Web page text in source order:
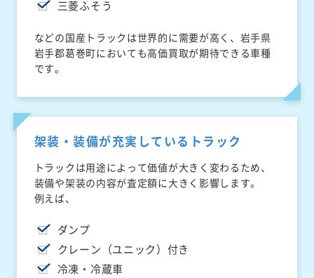
三菱ふそう
などの国産トラックは世界的に需要が高く、岩手県
岩手郡葛巻町においても高価買取が期待できる車種
です。
架装・装備が充実しているトラック
トラックは用途によって価値が大きく変わるため、
装備や架装の内容が査定額に大きく影響します。
例えば、
ダンプ
クレーン（ユニック）付き
冷凍・冷蔵車